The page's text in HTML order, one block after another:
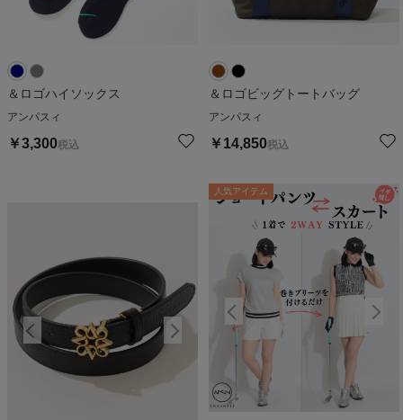
＆ロゴハイソックス
アンパスィ
￥3,300税込
＆ロゴビッグトートバッグ
アンパスィ
￥ 14,850税込
人気アイテム